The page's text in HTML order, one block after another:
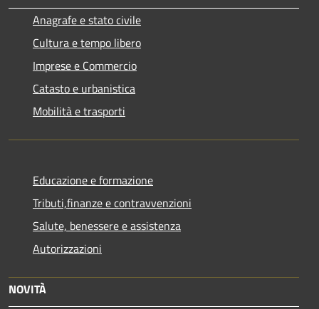
Anagrafe e stato civile
Cultura e tempo libero
Imprese e Commercio
Catasto e urbanistica
Mobilità e trasporti
Educazione e formazione
Tributi,finanze e contravvenzioni
Salute, benessere e assistenza
Autorizzazioni
NOVITÀ